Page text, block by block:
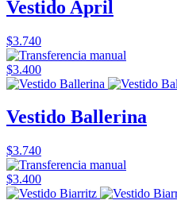
Vestido April
$3.740
$3.400
Vestido Ballerina
$3.740
$3.400